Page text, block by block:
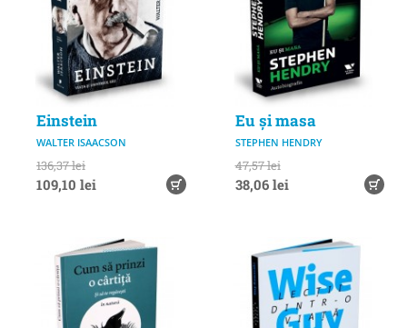
Einstein
WALTER ISAACSON
136,37 lei
109,10 lei
Eu și masa
STEPHEN HENDRY
47,57 lei
38,06 lei